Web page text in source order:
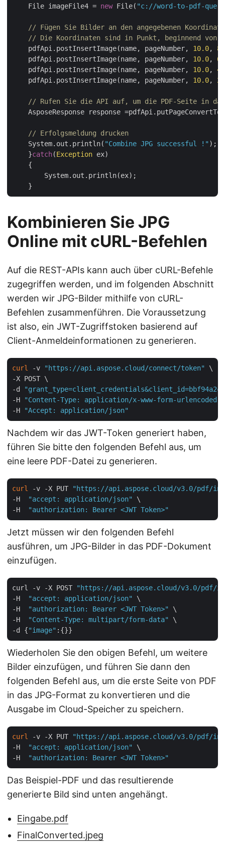
    File imageFile4 =
new File( "c://word-to-pdf-
// Fügen Sie Bilder an den angegebenen
// Die Koordinaten sind in Punkt, beginnend von
    pdfApi.postInsertImage(name, pageNumber,
10.0,
    pdfApi.postInsertImage(name, pageNumber,
10.0,
    pdfApi.postInsertImage(name, pageNumber,
10.0,
    pdfApi.postInsertImage(name, pageNumber,
10.0,
// Rufen Sie die API auf, um die PDF-Seite in das
AsposeResponse response
// Erfolgsmeldung drucken
    System.out.println(
"Combine JPG successful !" );
    }
catch(Exception ex)
    {
        System.out.println(ex);
Kombinieren Sie JPG
Online mit cURL-Befehlen
Auf die REST-APIs kann auch über cURL-Befehle
zugegriffen werden, und im folgenden Abschnitt
werden wir JPG-Bilder mithilfe von cURL-
Befehlen zusammenführen. Die Voraussetzung
ist also, ein JWT-Zugriffstoken basierend auf
Client-Anmeldeinformationen zu generieren.
curl -v "https://api.aspose.cloud/connect/token"
\
-X POST \
-d
"grant_type=client_credentials&client_id=bbf94a2c-
-H
"Content-Type: application/x-www-form-urlencoded"
-H
"Accept: application/json"
Nachdem wir das JWT-Token generiert haben,
führen Sie bitte den folgenden Befehl aus, um
eine leere PDF-Datei zu generieren.
curl -v -X PUT
"https://api.aspose.cloud/v3.0/pdf/
-H
"accept: application/json"
\
-H
"authorization: Bearer <JWT Token>"
Jetzt müssen wir den folgenden Befehl
ausführen, um JPG-Bilder in das PDF-Dokument
einzufügen.
curl -v -X POST
"https://api.aspose.cloud/v3.0/pdf/
-H
"accept: application/json"
\
-H
"authorization: Bearer <JWT Token>"
\
-H
"Content-Type: multipart/form-data"
\
-d {"image"
Wiederholen Sie den obigen Befehl, um weitere
Bilder einzufügen, und führen Sie dann den
folgenden Befehl aus, um die erste Seite von PDF
in das JPG-Format zu konvertieren und die
Ausgabe im Cloud-Speicher zu speichern.
curl -v -X PUT
"https://api.aspose.cloud/v3.0/pdf/
-H
"accept: application/json"
\
-H
"authorization: Bearer <JWT Token>"
Das Beispiel-PDF und das resultierende
generierte Bild sind unten angehängt.
Eingabe.pdf
FinalConverted.jpeg